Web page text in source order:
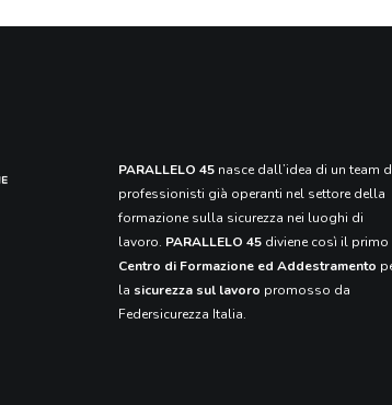
PARALLELO 45 nasce dall’idea di un team
professionisti già operanti nel settore della
formazione sulla sicurezza nei luoghi di
lavoro. PARALLELO 45 diviene così il primo
Centro di Formazione ed Addestramento
la sicurezza sul lavoro promosso da
Federsicurezza Italia.